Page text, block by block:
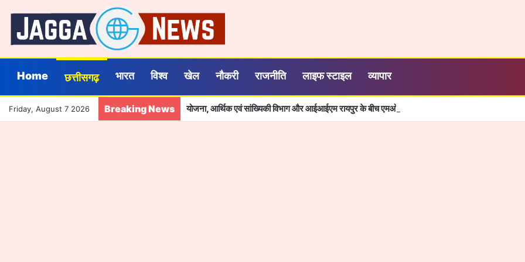
Home छत्तीसगढ़ भारत विश्व खेल नौकरी राजनीति लाइफ स्टाइल व्यापार
Friday, August 7 2026 Breaking News योजना, आर्थिक एवं सांख्यिकी विभाग और आईआईएम रायपुर के बीच एमओयू